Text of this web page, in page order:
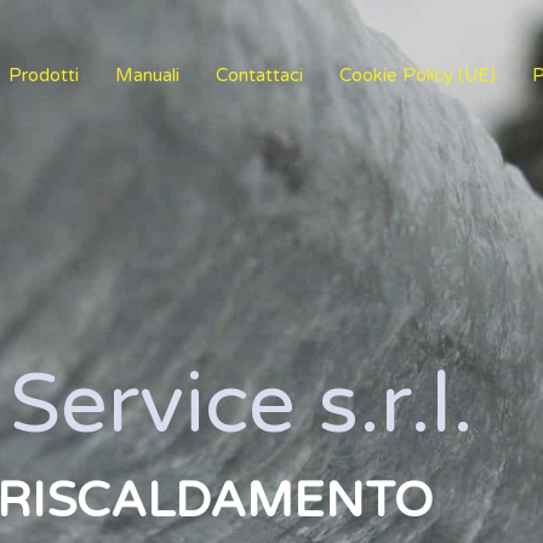
Prodotti Manuali Contattaci Cookie Policy (UE)
s.r.l.